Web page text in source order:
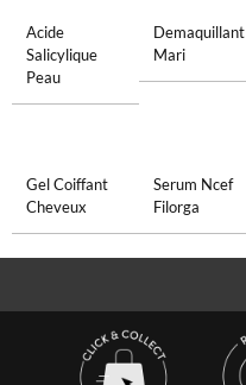
Acide
Salicylique
Peau
Demaquillant
Mari
Gel Coiffant
Cheveux
Serum Ncef
Filorga